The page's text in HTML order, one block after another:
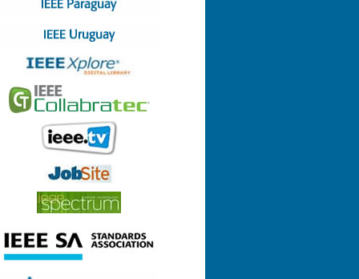
8 (29-12-2021)
7 (23-12-2021)
5 (06-09-2021)
3 (23-06-2021)
1 (22-04-2021)
9 (21-12-2020)
8 (26-11-2020)